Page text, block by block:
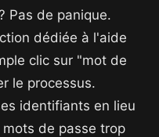
Pas de panique.
dédiée à l'aide
clic sur "mot de
le processus.
identifiants en lieu
de passe trop